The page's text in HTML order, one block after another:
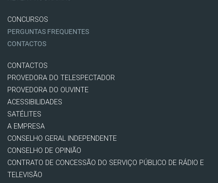
CONCURSOS
PERGUNTAS FREQUENTES
CONTACTOS
CONTACTOS
PROVEDORA DO TELESPECTADOR
PROVEDORA DO OUVINTE
ACESSIBILIDADES
SATÉLITES
A EMPRESA
CONSELHO GERAL INDEPENDENTE
CONSELHO DE OPINIÃO
CONTRATO DE CONCESSÃO DO SERVIÇO PÚBLICO DE RÁDIO E
TELEVISÃO